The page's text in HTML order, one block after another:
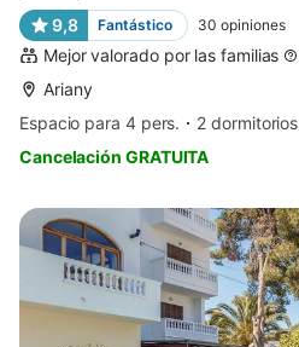
9,8 Fantástico 30 opiniones
Mejor valorado por las familias
Ariany
Espacio para 4 pers.
2 dormitorios
Cancelación GRATUITA